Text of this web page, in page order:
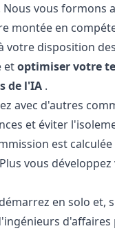
Nous vous formons
montée en
votre disposition
etoptimiser votre
de l'IA .
avec d'autres
et éviter
est
vous
en solo et,
d'affaires